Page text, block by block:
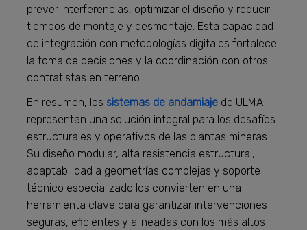
prever interferencias, optimizar el diseño y reducir
tiempos de montaje y desmontaje. Esta capacidad
de integración con metodologías digitales fortalece
la toma de decisiones y la coordinación con otros
contratistas en terreno.
En resumen, los sistemas de andamiaje de ULMA
representan una solución integral para los desafíos
estructurales y operativos de las plantas mineras.
Su diseño modular, alta resistencia estructural,
adaptabilidad a geometrías complejas y soporte
técnico especializado los convierten en una
herramienta clave para garantizar intervenciones
seguras, eficientes y alineadas con los más altos